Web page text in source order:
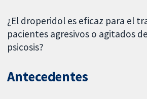
¿El droperidol es eficaz para el
pacientes agresivos o agitados
psicosis?
Antecedentes